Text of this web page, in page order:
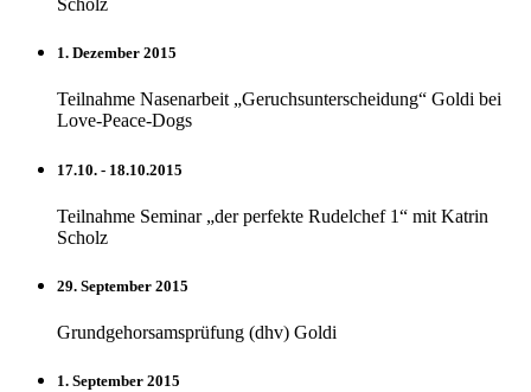
Scholz
1. Dezember 2015
Teilnahme Nasenarbeit „Geruchsunterscheidung“ Goldi bei
Love-Peace-Dogs
17.10. - 18.10.2015
Teilnahme Seminar „der perfekte Rudelchef 1“ mit Katrin
Scholz
29. September 2015
Grundgehorsamsprüfung (dhv) Goldi
1. September 2015